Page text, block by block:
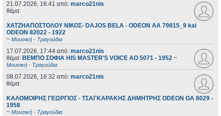
21.07.2026, 16:41 από: marco21nis
θέμα:
ΧΑΤΖΗΑΠΟΣΤΟΛΟΥ ΝΙΚΟΣ- DAJOS BELA - ODEON AA 79815_9 kai
ODEON 82022 - 1922
~ Μουσική - Τραγούδια
17.07.2026, 17:44 από: marco21nis
θέμα: ΒΕΜΠΟ ΣΟΦΙΑ HIS MASTER'S VOICE AO 5071 - 1952 ~
Μουσική - Τραγούδια
08.07.2026, 16:32 από: marco21nis
θέμα:
ΚΑΛΟΜΟΙΡΗΣ ΓΕΩΡΓΙΟΣ - ΤΣΑΓΚΑΡΑΚΗΣ ΔΗΜΗΤΡΗΣ ODEON GA 8029 -
1958
~ Μουσική - Τραγούδια